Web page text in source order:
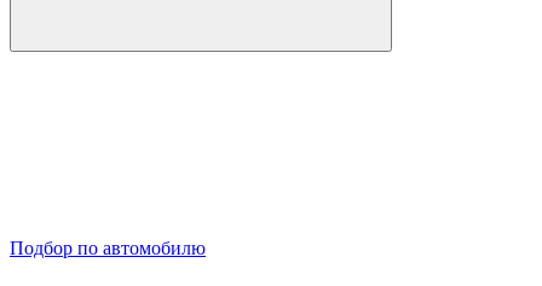
Подбор по автомобилю